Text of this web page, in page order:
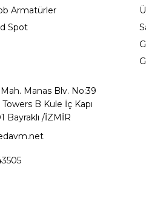
Armatürler
Spot
Manas Blv. No:39
B Kule İç Kapı
Bayraklı /İZMİR